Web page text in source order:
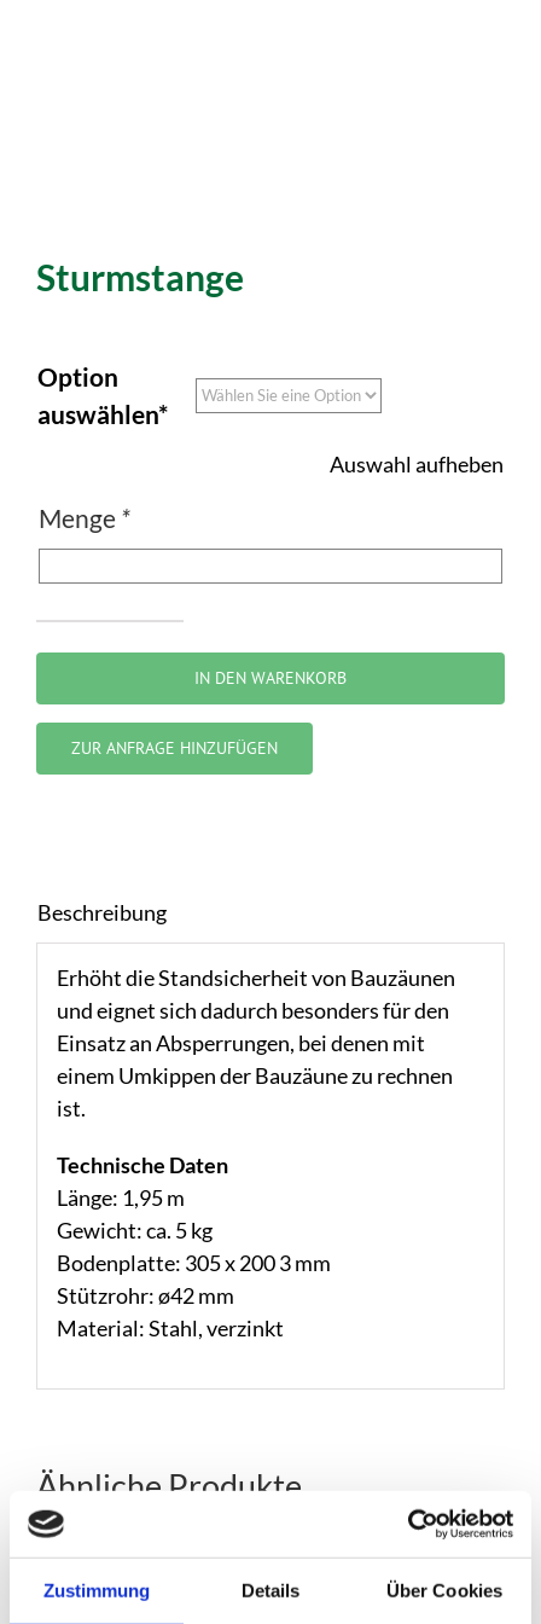
Zustimmung Details Über Cookies
Sturmstange
Option
auswählen*
Auswahl aufheben
Menge *
IN DEN WARENKORB
ZUR ANFRAGE HINZUFÜGEN
Beschreibung
Erhöht die Standsicherheit von Bauzäunen
und eignet sich dadurch besonders für den
Einsatz an Absperrungen, bei denen mit
einem Umkippen der Bauzäune zu rechnen
ist.
Technische Daten
Länge: 1,95 m
Gewicht: ca. 5 kg
Bodenplatte: 305 x 200 3 mm
Stützrohr: ø42 mm
Material: Stahl, verzinkt
Ähnliche Produkte